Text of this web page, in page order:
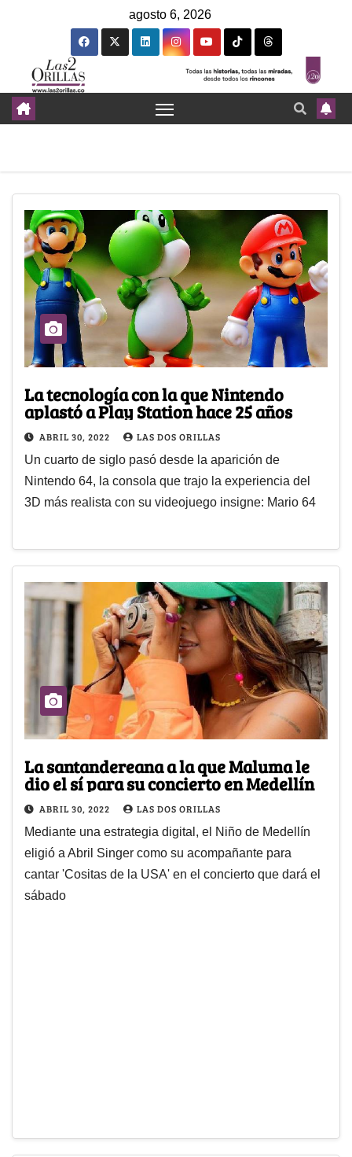
agosto 6, 2026
La tecnología con la que Nintendo
aplastó a Play Station hace 25 años
ABRIL 30, 2022 LAS DOS ORILLAS
Un cuarto de siglo pasó desde la aparición de
Nintendo 64, la consola que trajo la experiencia del
3D más realista con su videojuego insigne: Mario 64
La santandereana a la que Maluma le
dio el sí para su concierto en Medellín
ABRIL 30, 2022 LAS DOS ORILLAS
Mediante una estrategia digital, el Niño de Medellín
eligió a Abril Singer como su acompañante para
cantar 'Cositas de la USA' en el concierto que dará el
sábado